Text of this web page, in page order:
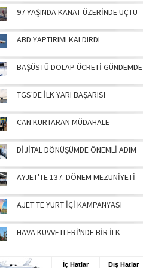
97 YAŞINDA KANAT ÜZERİNDE UÇTU
ABD YAPTIRIMI KALDIRDI
BAŞÜSTÜ DOLAP ÜCRETİ GÜNDEMDE
TGS'DE İLK YARI BAŞARISI
CAN KURTARAN MÜDAHALE
DİJİTAL DÖNÜŞÜMDE ÖNEMLİ ADIM
AYJET'TE 137. DÖNEM MEZUNİYETİ
AJET'TE YURT İÇİ KAMPANYASI
HAVA KUVVETLERİ'NDE BİR İLK
İç Hatlar Dış Hatlar